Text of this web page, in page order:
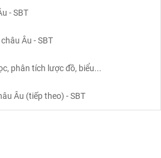
- SBT
Âu - SBT
phân tích lược đồ, biểu...
Âu (tiếp theo) - SBT